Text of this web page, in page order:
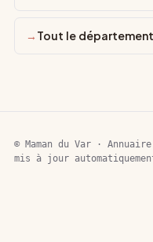
Tout le département
© Maman du Var ·
mis à jour